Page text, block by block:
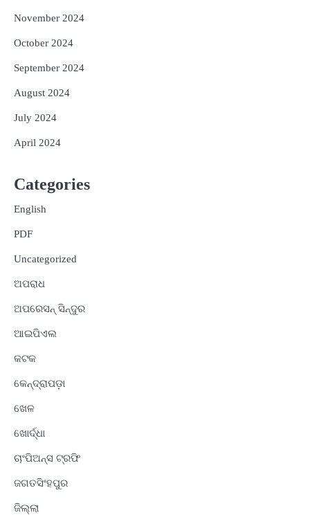
November 2024
October 2024
September 2024
August 2024
July 2024
April 2024
Categories
English
PDF
Uncategorized
ଅପରାଧ
ଅପରେସନ୍ ସିନ୍ଦୁର
ଆଇପିଏଲ
କଟକ
କେନ୍ଦ୍ରାପଡ଼ା
ଖେଳ
ଖୋର୍ଦ୍ଧା
ଚାଂପିଅନ୍ସ ଟ୍ରଫି
ଜଗତସିଂହପୁର
ଜିଲ୍ଲା